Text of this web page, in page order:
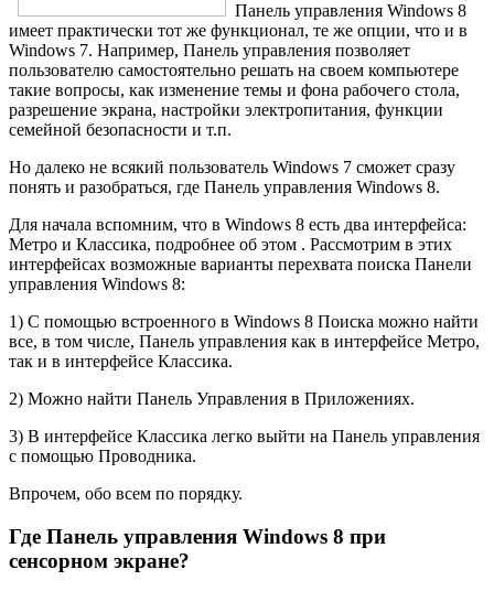
Панель управления Windows 8
имеет практически тот же функционал, те же опции, что и в
Windows 7. Например, Панель управления позволяет
пользователю самостоятельно решать на своем компьютере
такие вопросы, как изменение темы и фона рабочего стола,
разрешение экрана, настройки электропитания, функции
семейной безопасности и т.п.
Но далеко не всякий пользователь Windows 7 сможет сразу
понять и разобраться, где Панель управления Windows 8.
Для начала вспомним, что в Windows 8 есть два интерфейса:
Метро и Классика, подробнее об этом . Рассмотрим в этих
интерфейсах возможные варианты перехвата поиска Панели
управления Windows 8:
1) С помощью встроенного в Windows 8 Поиска можно найти
все, в том числе, Панель управления как в интерфейсе Метро,
так и в интерфейсе Классика.
2) Можно найти Панель Управления в Приложениях.
3) В интерфейсе Классика легко выйти на Панель управления
с помощью Проводника.
Впрочем, обо всем по порядку.
Где Панель управления Windows 8 при
сенсорном экране?